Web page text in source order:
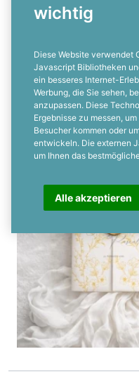
wichtig
Diese Website verwendet
Javascript Bibliotheken
ein besseres Internet-
Werbung, die Sie sehen,
anzupassen. Diese
Ergebnisse zu messen,
Besucher kommen oder
entwickeln. Die externen
um Ihnen das
Alle akzeptieren
Romantische